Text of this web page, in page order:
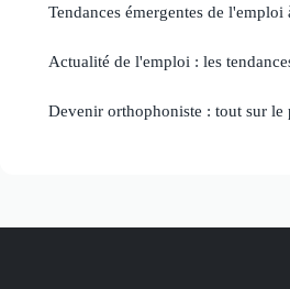
Tendances émergentes de
Actualité de l'emploi : les
Devenir orthophoniste : tout sur le